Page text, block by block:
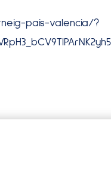
pais-valencia/?